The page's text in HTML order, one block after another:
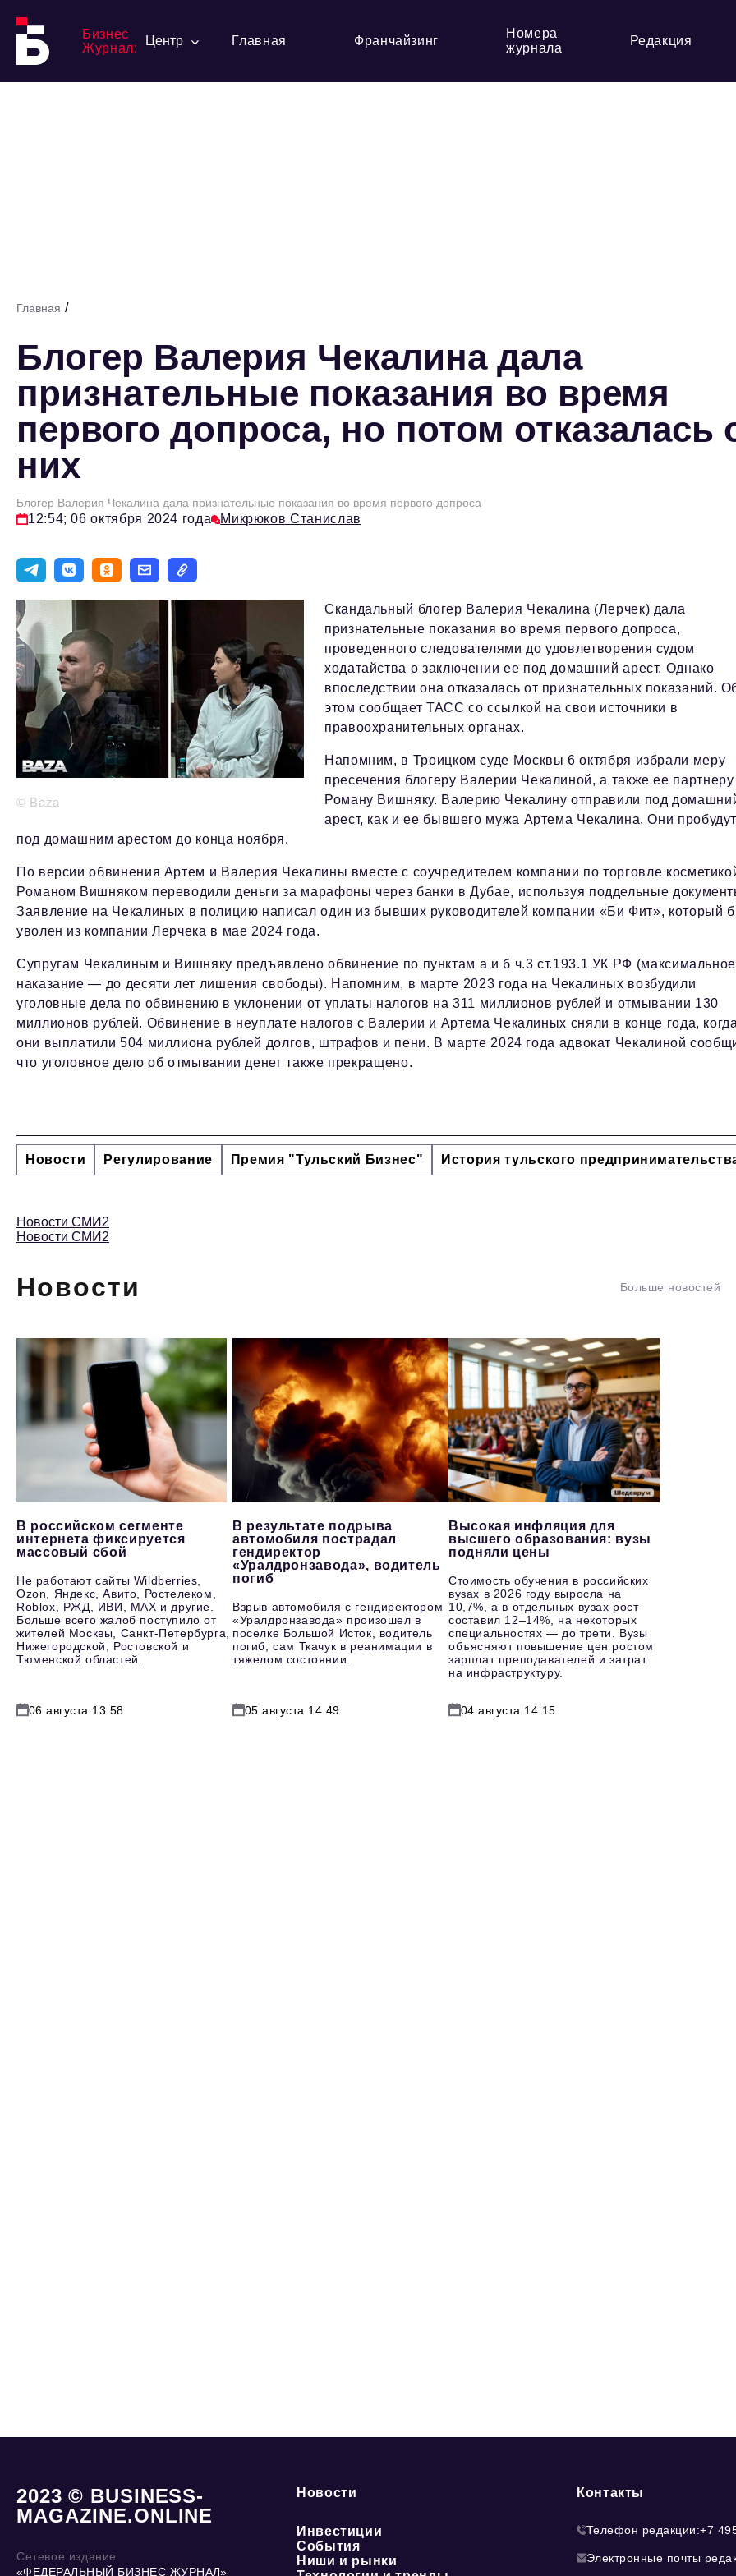
Бизнес
Журнал:
Центр Главная Франчайзинг
Номера
журнала
Редакция
Главная /
Блогер Валерия Чекалина дала
признательные показания во время
первого допроса, но потом отказалась
них
Блогер Валерия Чекалина дала признательные показания во время первого допроса
12:54; 06 октября 2024 года Микрюков Станислав
© Baza
Скандальный блогер Валерия Чекалина (Лерчек) дала
признательные показания во время первого допроса,
проведенного следователями до удовлетворения судом
ходатайства о заключении ее под домашний арест. Однако
впоследствии она отказалась от признательных показаний.
этом сообщает ТАСС со ссылкой на свои источники в
правоохранительных органах.
Напомним, в Троицком суде Москвы 6 октября избрали меру
пресечения блогеру Валерии Чекалиной, а также ее партнеру
Роману Вишняку. Валерию Чекалину отправили под
арест, как и ее бывшего мужа Артема Чекалина. Они пробудут
под домашним арестом до конца ноября.
По версии обвинения Артем и Валерия Чекалины вместе с соучредителем компании по торговле
Романом Вишняком переводили деньги за марафоны через банки в Дубае, используя поддельные
Заявление на Чекалиных в полицию написал один из бывших руководителей компании «Би Фит», который
уволен из компании Лерчека в мае 2024 года.
Супругам Чекалиным и Вишняку предъявлено обвинение по пунктам а и б ч.3 ст.193.1 УК РФ (максимальное
наказание — до десяти лет лишения свободы). Напомним, в марте 2023 года на Чекалиных возбудили
уголовные дела по обвинению в уклонении от уплаты налогов на 311 миллионов рублей и отмывании 130
миллионов рублей. Обвинение в неуплате налогов с Валерии и Артема Чекалиных сняли в конце года,
они выплатили 504 миллиона рублей долгов, штрафов и пени. В марте 2024 года адвокат Чекалиной
что уголовное дело об отмывании денег также прекращено.
Новости Регулирование Премия "Тульский Бизнес" История тульского
Новости СМИ2
Новости СМИ2
Новости Больше новостей
В российском сегменте
интернета фиксируется
массовый сбой
Не работают сайты Wildberries,
Ozon, Яндекс, Авито, Ростелеком,
Roblox, РЖД, ИВИ, MAX и другие.
Больше всего жалоб поступило от
жителей Москвы, Санкт-Петербурга,
Нижегородской, Ростовской и
Тюменской областей.
06 августа 13:58
В результате подрыва
автомобиля пострадал
гендиректор
«Уралдронзавода», водитель
погиб
Взрыв автомобиля с гендиректором
«Уралдронзавода» произошел в
поселке Большой Исток, водитель
погиб, сам Ткачук в реанимации в
тяжелом состоянии.
05 августа 14:49
Высокая инфляция для
высшего образования: вузы
подняли цены
Стоимость обучения в российских
вузах в 2026 году выросла на
10,7%, а в отдельных вузах рост
составил 12–14%, на некоторых
специальностях — до трети. Вузы
объясняют повышение цен ростом
зарплат преподавателей и затрат
на инфраструктуру.
04 августа 14:15
2023 © BUSINESS-
MAGAZINE.ONLINE
Сетевое издание
«ФЕДЕРАЛЬНЫЙ БИЗНЕС ЖУРНАЛ»
Новости
Инвестиции
События
Ниши и рынки
Контакты
Телефон редакции:+7
Электронные почты